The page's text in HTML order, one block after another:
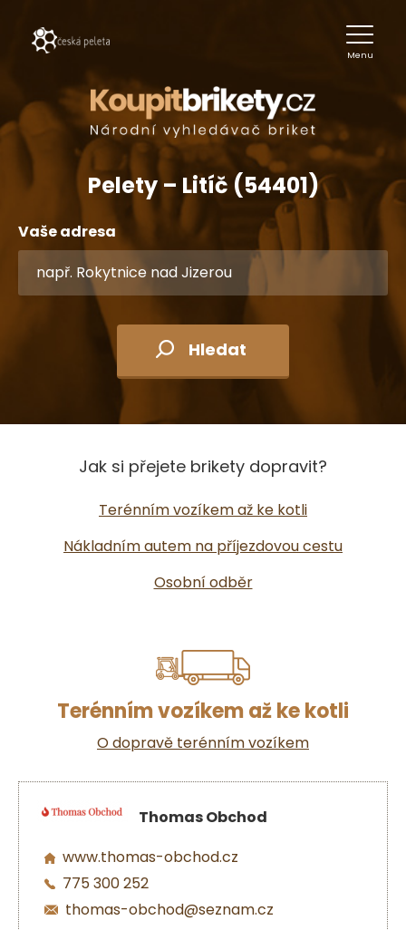
Menu
Pelety – Litíč (54401)
Vaše adresa
Hledat
Jak si přejete brikety dopravit?
Terénním vozíkem až ke kotli
Nákladním autem na příjezdovou cestu
Osobní odběr
Terénním vozíkem až ke kotli
O dopravě terénním vozíkem
Thomas Obchod
www.thomas-obchod.cz
775 300 252
thomas-obchod@seznam.cz